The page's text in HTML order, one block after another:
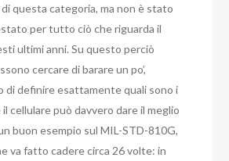
questa categoria, ma non è stato
per tutto ciò che riguarda il
ultimi anni. Su questo perciò
cercare di barare un po’,
di definire esattamente quali sono i
il cellulare può davvero dare il meglio
buon esempio sul MIL-STD-810G,
va fatto cadere circa 26 volte: in